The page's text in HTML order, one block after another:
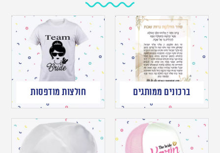
ברכונים ממותגים חולצות מודפסות